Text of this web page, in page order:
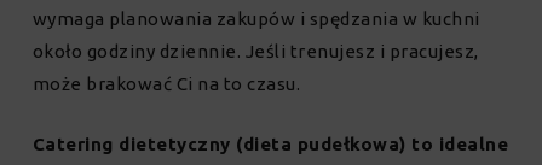
wymaga planowania zakupów i spędzania w kuchni
około godziny dziennie. Jeśli trenujesz i pracujesz,
może brakować Ci na to czasu.
Catering dietetyczny (dieta pudełkowa) to idealne